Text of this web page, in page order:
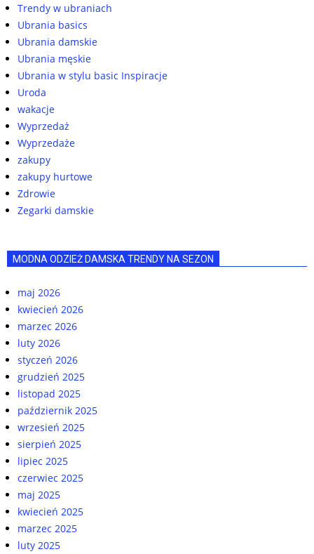
Trendy w ubraniach
Ubrania basics
Ubrania damskie
Ubrania męskie
Ubrania w stylu basic Inspiracje
Uroda
wakacje
Wyprzedaż
Wyprzedaże
zakupy
zakupy hurtowe
Zdrowie
Zegarki damskie
MODNA ODZIEŻ DAMSKA TRENDY NA SEZON
maj 2026
kwiecień 2026
marzec 2026
luty 2026
styczeń 2026
grudzień 2025
listopad 2025
październik 2025
wrzesień 2025
sierpień 2025
lipiec 2025
czerwiec 2025
maj 2025
kwiecień 2025
marzec 2025
luty 2025